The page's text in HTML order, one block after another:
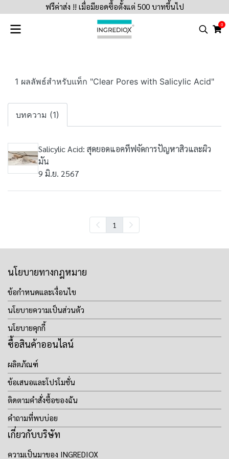
ฟรีค่าส่ง !! เมื่อมียอดซื้อตั้งแต่ 500 บาทขึ้นไป
0
1 ผลลัพธ์สำหรับแท็ก "Clear Pores with Salicylic Acid"
บทความ (1)
Salicylic Acid: สุดยอดแอคทีฟจัดการปัญหาสิวและผิว
มัน
9 มิ.ย. 2567
1
นโยบายทางกฎหมาย
ข้อกำหนดและเงื่อนไข
นโยบายความเป็นส่วนตัว
นโยบายคุกกี้
ซื้อสินค้าออนไลน์
ผลิตภัณฑ์
ข้อเสนอและโปรโมชั่น
ติดตามคำสั่งซื้อของฉัน
คำถามที่พบบ่อย
เกี่ยวกับบริษัท
ความเป็นมาของ INGREDIOX